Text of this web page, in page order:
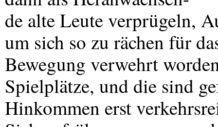
de alte Leute verprügeln,
um sich so zu rächen für
Bewegung verwehrt
Spielplätze, und die sind
Hinkommen erst